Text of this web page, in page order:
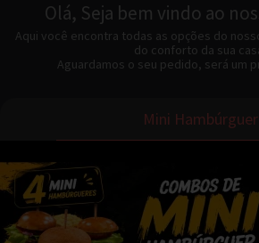
Olá, Seja bem vindo ao
Aqui você encontra todas as opções do
do conforto da sua
Aguardamos o seu pedido, será um
Mini Hambúrguer